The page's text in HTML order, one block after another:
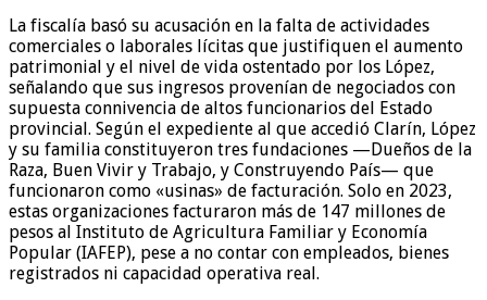
La fiscalía basó su acusación en la falta de actividades
comerciales o laborales lícitas que justifiquen el aumento
patrimonial y el nivel de vida ostentado por los López,
señalando que sus ingresos provenían de negociados con
supuesta connivencia de altos funcionarios del Estado
provincial. Según el expediente al que accedió Clarín, López
y su familia constituyeron tres fundaciones —Dueños de la
Raza, Buen Vivir y Trabajo, y Construyendo País— que
funcionaron como «usinas» de facturación. Solo en 2023,
estas organizaciones facturaron más de 147 millones de
pesos al Instituto de Agricultura Familiar y Economía
Popular (IAFEP), pese a no contar con empleados, bienes
registrados ni capacidad operativa real.